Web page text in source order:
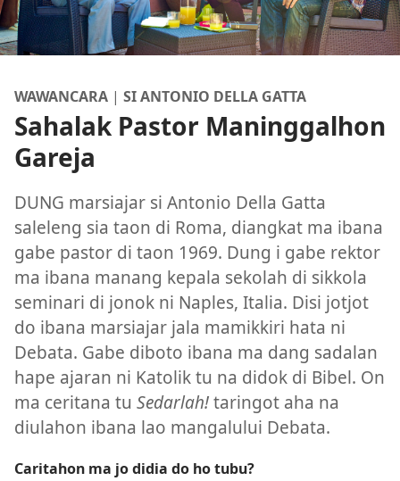
WAWANCARA | SI ANTONIO DELLA GATTA
Sahalak Pastor Maninggalhon
Gareja
DUNG marsiajar si Antonio Della Gatta
saleleng sia taon di Roma, diangkat ma ibana
gabe pastor di taon 1969. Dung i gabe rektor
ma ibana manang kepala sekolah di sikkola
seminari di jonok ni Naples, Italia. Disi jotjot
do ibana marsiajar jala mamikkiri hata ni
Debata. Gabe diboto ibana ma dang sadalan
hape ajaran ni Katolik tu na didok di Bibel. On
ma ceritana tu Sedarlah!taringot aha na
diulahon ibana lao mangalului Debata.
Caritahon ma jo didia do ho tubu?